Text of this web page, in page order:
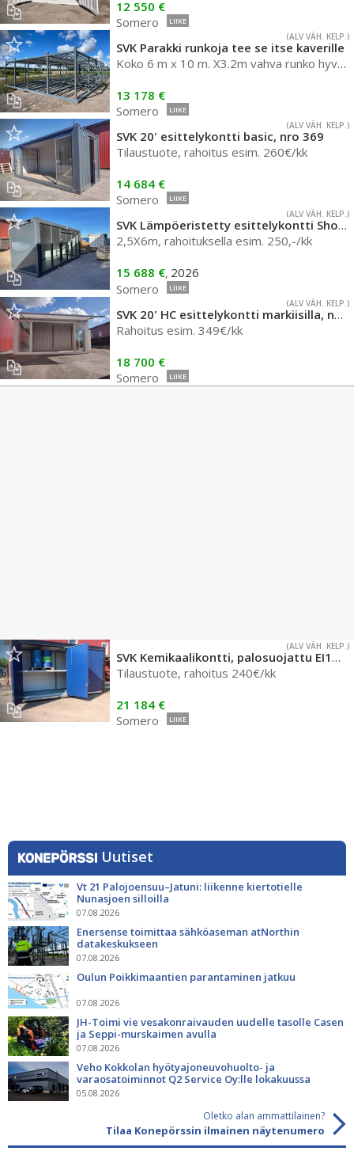
12 550 €
Somero
LIIKE
(ALV VÄH. KELP.)
SVK Parakki runkoja tee se itse kaverille
Koko 6 m x 10 m. X3.2m vahva runko hyvä kuntoisia
13 178 €
Somero
LIIKE
(ALV VÄH. KELP.)
SVK 20' esittelykontti basic, nro 369
Tilaustuote, rahoitus esim. 260€/kk
14 684 €
Somero
LIIKE
(ALV VÄH. KELP.)
SVK Lämpöeristetty esittelykontti Showroom
2,5X6m, rahoituksella esim. 250,-/kk
15 688 €, 2026
Somero
LIIKE
(ALV VÄH. KELP.)
SVK 20' HC esittelykontti markiisilla, nro 2181
Rahoitus esim. 349€/kk
18 700 €
Somero
LIIKE
(ALV VÄH. KELP.)
SVK Kemikaalikontti, palosuojattu EI120/60, nro 259
Tilaustuote, rahoitus 240€/kk
21 184 €
Somero
LIIKE
Uutiset
Vt 21 Palojoensuu–Jatuni: liikenne kiertotielle
Nunasjoen silloilla
07.08.2026
Enersense toimittaa sähköaseman atNorthin
datakeskukseen
07.08.2026
Oulun Poikkimaantien parantaminen jatkuu
07.08.2026
JH-Toimi vie vesakonraivauden uudelle tasolle Casen
ja Seppi-murskaimen avulla
07.08.2026
Veho Kokkolan hyötyajoneuvohuolto- ja
varaosatoiminnot Q2 Service Oy:lle lokakuussa
05.08.2026
Oletko alan ammattilainen?
Tilaa Konepörssin ilmainen näytenumero